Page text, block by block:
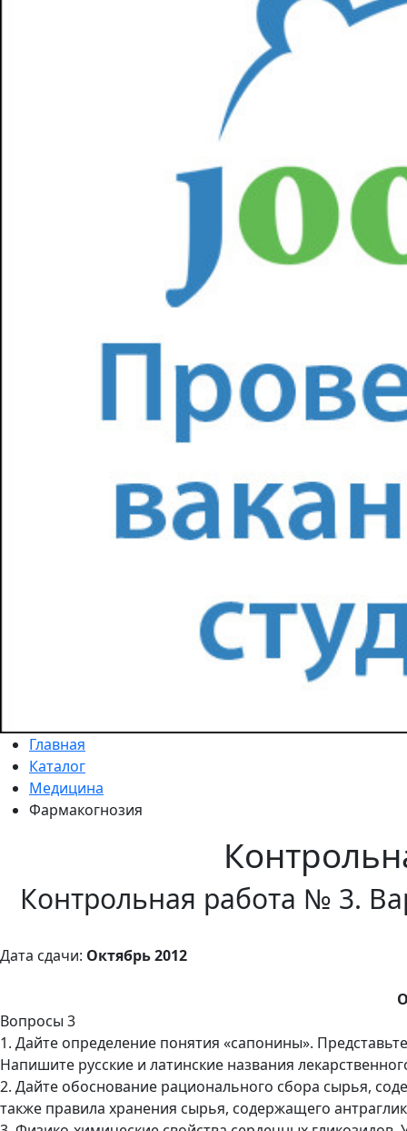
Главная
Каталог
Медицина
Фармакогнозия
Контрольная работа № 3.
Дата сдачи: Октябрь 2012
Вопросы 3
1. Дайте определение понятия «сапонины».
Напишите русские и латинские названия
2. Дайте обоснование рационального сбора сырья,
также правила хранения сырья, содержащего